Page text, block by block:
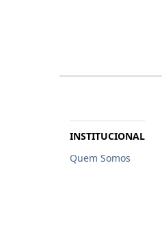
INSTITUCIONAL
Quem Somos